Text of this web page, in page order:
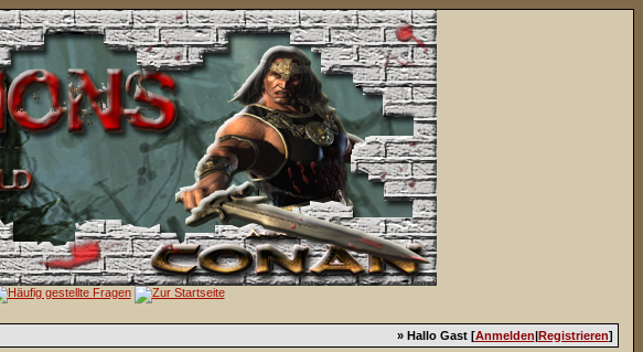
» Hallo Gast [Anmelden|Registrieren]